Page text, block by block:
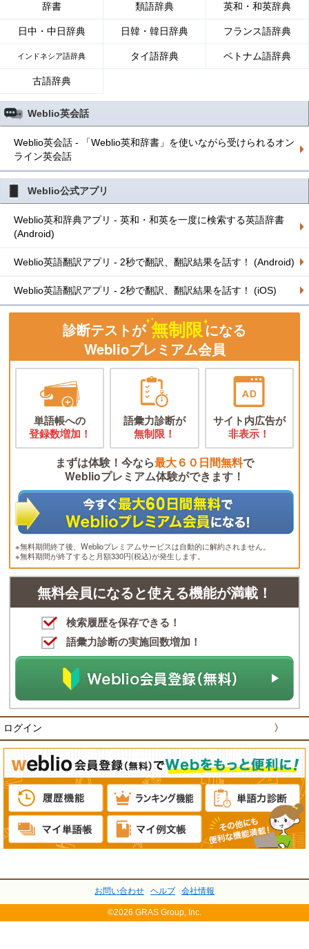
辞書 類語辞典 英和・和英辞典
日中・中日辞典 日韓・韓日辞典 フランス語辞典
インドネシア語辞典 タイ語辞典 ベトナム語辞典
古語辞典
Weblio英会話
Weblio英会話 - 「Weblio英和辞書」を使いながら受けられるオン
ライン英会話
Weblio公式アプリ
Weblio英和辞典アプリ - 英和・和英を一度に検索する英語辞書
(Android)
Weblio英語翻訳アプリ - 2秒で翻訳、翻訳結果を話す！ (Android)
Weblio英語翻訳アプリ - 2秒で翻訳、翻訳結果を話す！ (iOS)
診断テストが 無制限になる
Weblioプレミアム会員
単語帳への
登録数増加！
語彙力診断が
無制限！
サイト内広告が
非表示！
まずは体験！今なら最大６０日間無料で
Weblioプレミアム体験ができます！
※無料期間終了後、Weblioプレミアムサービスは自動的に解約されません。
※無料期間が終了すると月額330円(税込)が発生します。
無料会員になると使える機能が満載！
検索履歴を保存できる！
語彙力診断の実施回数増加！
ログイン 〉
お問い合わせ ヘルプ 会社情報
©2026 GRAS Group, Inc.